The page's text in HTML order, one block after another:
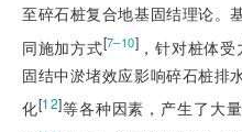
至碎石桩复合地基固结理论。
同施加方式[7–10] ，针对桩体
固结中淤堵效应影响碎石桩排
化[12]等各种因素，产生了大